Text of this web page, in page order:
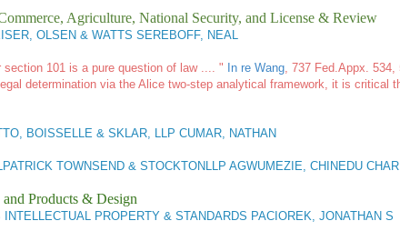
Agriculture, National Security, and License & Review
OLSEN & WATTS SEREBOFF, NEAL
101 is a pure question of law .... " In re Wang, 737 Fed.Appx.
determination via the Alice two-step analytical framework, it is
BOISSELLE & SKLAR, LLP CUMAR, NATHAN
TOWNSEND & STOCKTONLLP AGWUMEZIE, CHINEDU
Products & Design
INTELLECTUAL PROPERTY & STANDARDS PACIOREK, JONATHAN S